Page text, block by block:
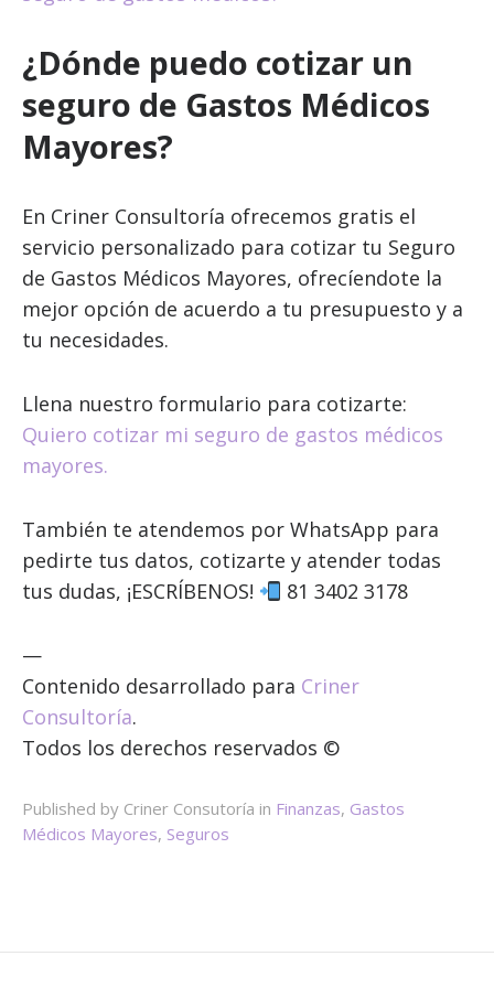
¿Dónde puedo cotizar un
seguro de Gastos Médicos
Mayores?
En Criner Consultoría ofrecemos gratis el
servicio personalizado para cotizar tu Seguro
de Gastos Médicos Mayores, ofrecíendote la
mejor opción de acuerdo a tu presupuesto y a
tu necesidades.
Llena nuestro formulario para cotizarte:
Quiero cotizar mi seguro de gastos médicos
mayores.
También te atendemos por WhatsApp para
pedirte tus datos, cotizarte y atender todas
tus dudas, ¡ESCRÍBENOS!
81 3402 3178
—
Contenido desarrollado para Criner
Consultoría.
Todos los derechos reservados ©
Published by Criner Consutoría in Finanzas, Gastos
Médicos Mayores, Seguros